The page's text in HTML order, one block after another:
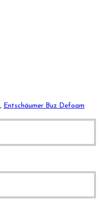
, Entschäumer Buz Defoam